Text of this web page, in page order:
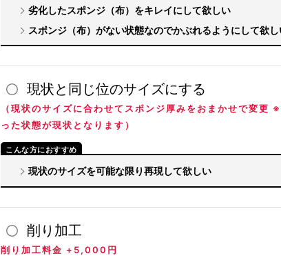
劣化したスポンジ（布）をキレイにして欲しい
スポンジ（布）がない状態なのでかぶれるようにして欲し
現状と同じ位のサイズにする
（現状のサイズに合わせてスポンジ厚みをおまかせで変更
った状態が現状となります）
現状のサイズを可能な限り再現して欲しい
削り加工
削り加工料金 +5,000円